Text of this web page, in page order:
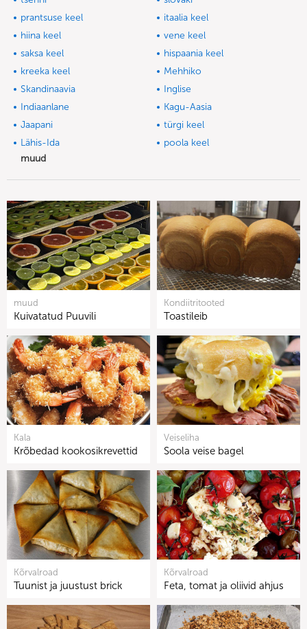
prantsuse keel
itaalia keel
hiina keel
vene keel
saksa keel
hispaania keel
kreeka keel
Mehhiko
Skandinaavia
Inglise
Indiaanlane
Kagu-Aasia
Jaapani
türgi keel
Lähis-Ida
poola keel
muud
muud
Kuivatatud Puuvili
Kondiitritooted
Toastileib
Kala
Krõbedad kookosikrevettid
Veiseliha
Soola veise bagel
Kõrvalroad
Tuunist ja juustust brick
Kõrvalroad
Feta, tomat ja oliivid ahjus